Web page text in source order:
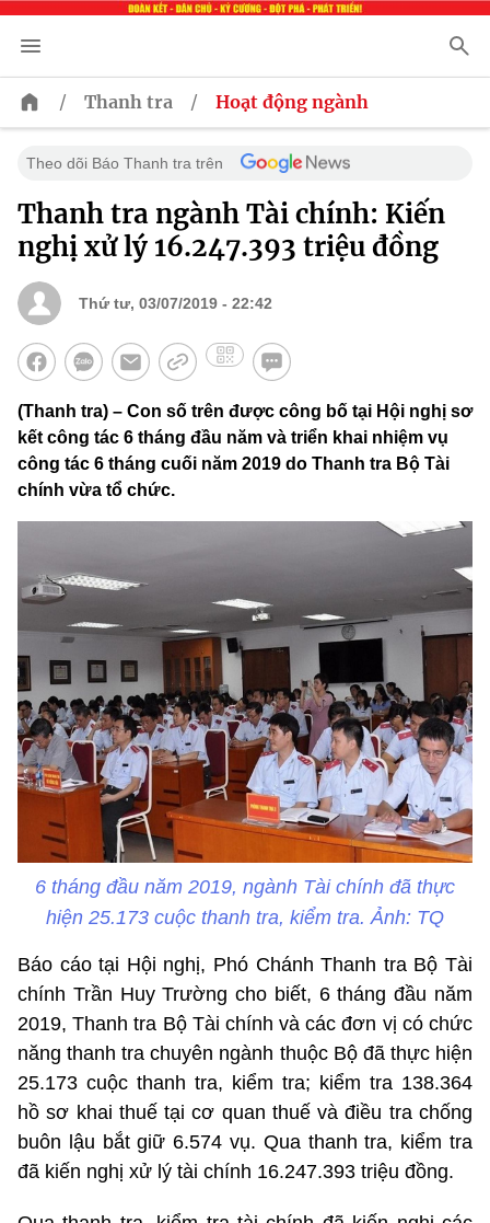
/ Thanh tra / Hoạt động ngành
Theo dõi Báo Thanh tra trên
Thanh tra ngành Tài chính: Kiến
nghị xử lý 16.247.393 triệu đồng
Thứ tư, 03/07/2019 - 22:42
(Thanh tra) – Con số trên được công bố tại Hội nghị sơ
kết công tác 6 tháng đầu năm và triển khai nhiệm vụ
công tác 6 tháng cuối năm 2019 do Thanh tra Bộ Tài
chính vừa tổ chức.
6 tháng đầu năm 2019, ngành Tài chính đã thực
hiện 25.173 cuộc thanh tra, kiểm tra. Ảnh: TQ
Báo cáo tại Hội nghị, Phó Chánh Thanh tra Bộ Tài
chính Trần Huy Trường cho biết, 6 tháng đầu năm
2019, Thanh tra Bộ Tài chính và các đơn vị có chức
năng thanh tra chuyên ngành thuộc Bộ đã thực hiện
25.173 cuộc thanh tra, kiểm tra; kiểm tra 138.364
hồ sơ khai thuế tại cơ quan thuế và điều tra chống
buôn lậu bắt giữ 6.574 vụ. Qua thanh tra, kiểm tra
đã kiến nghị xử lý tài chính 16.247.393 triệu đồng.